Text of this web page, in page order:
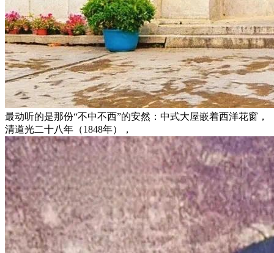
最动听的是那份“不中不西”的安然：中式大屋嵌着西洋花窗，
清道光二十八年（1848年），